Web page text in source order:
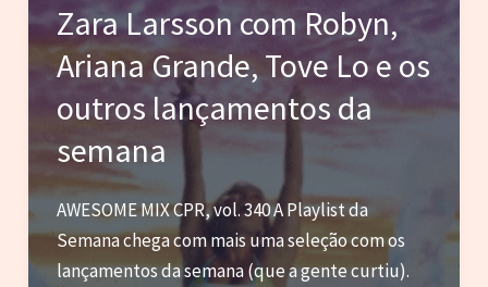
Zara Larsson com Robyn,
Ariana Grande, Tove Lo e os
outros lançamentos da
semana
AWESOME MIX CPR, vol. 340 A Playlist da
Semana chega com mais uma seleção com os
lançamentos da semana (que a gente curtiu).